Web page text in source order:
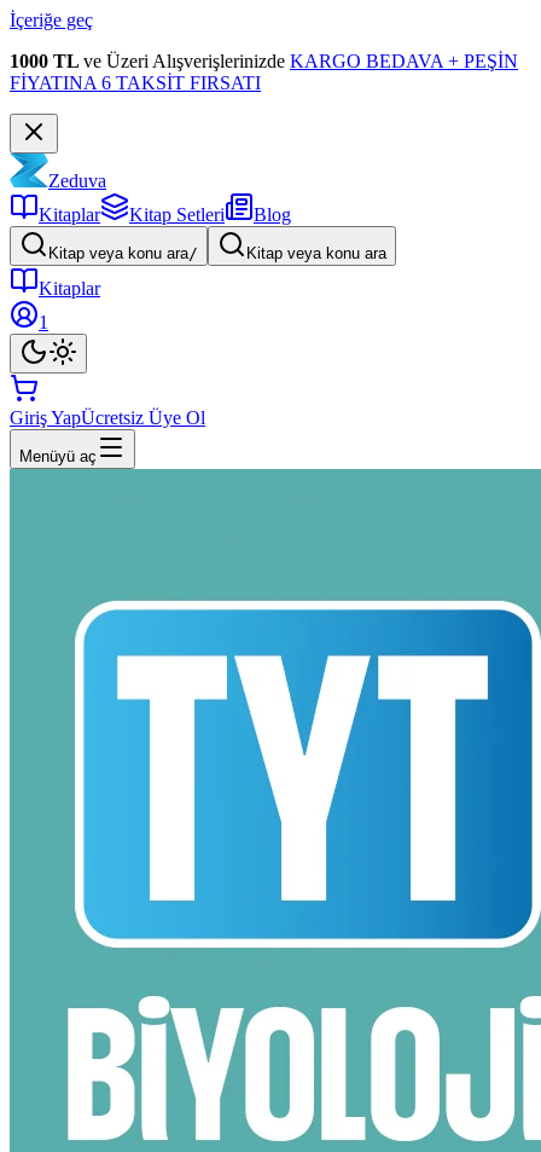
İçeriğe geç
1000 TL ve Üzeri Alışverişlerinizde KARGO BEDAVA + PEŞİN
FİYATINA 6 TAKSİT FIRSATI
Zeduva
Kitaplar
Kitap Setleri Blog
Kitap veya konu ara/ Kitap veya konu ara
Kitaplar
1
Giriş YapÜcretsiz Üye Ol
Menüyü aç